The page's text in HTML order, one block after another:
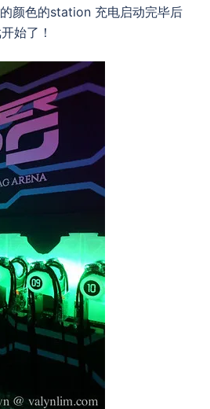
颜色的station 充电启动完毕后
始了！